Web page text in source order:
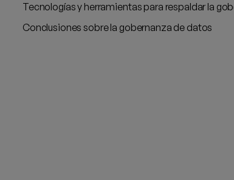
Tecnologías y herramientas para respaldar la gobernanza de
Conclusiones sobre la gobernanza de datos